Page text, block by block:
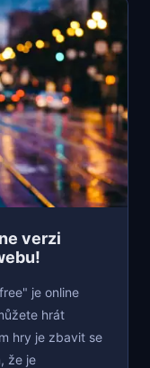
verzi
je online
hrát
hry je zbavit se
že je